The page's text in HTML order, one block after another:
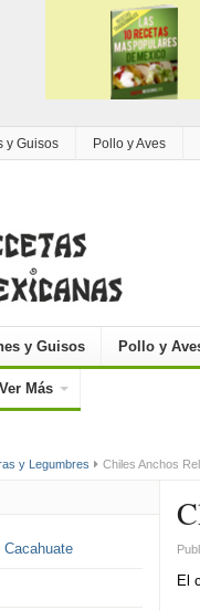
y Guisos Pollo y Aves
y Guisos Pollo y
Ver Más
y Legumbres Chiles Anchos
El